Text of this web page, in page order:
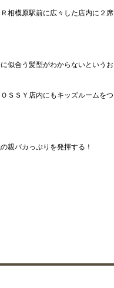
相模原駅前に広々した店内に２席
似合う髪型がわからないというお
ＳＳＹ店内にもキッズルームをつ
親バカっぷりを発揮する！